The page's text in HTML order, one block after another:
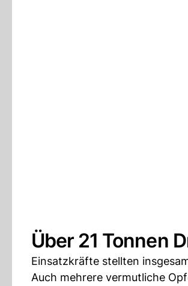
Über 21 Tonnen
Einsatzkräfte stellten
Auch mehrere vermutliche